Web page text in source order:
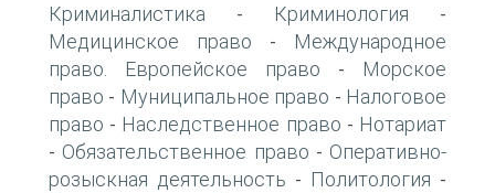
Криминалистика - Криминология -
Медицинское право -
Международное
право. Европейское право -
Морское
право - Муниципальное право - Налоговое
право - Наследственное право - Нотариат
- Обязательственное право - Оперативно-
розыскная деятельность - Политология -